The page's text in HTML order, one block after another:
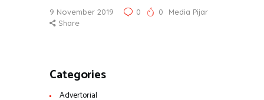
9 November 2019 0 0
Media Pijar
Share
Categories
Advertorial